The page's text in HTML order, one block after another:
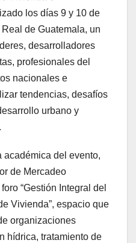
los días 9 y 10 de
de Guatemala, un
desarrolladores
profesionales del
nacionales e
tendencias, desafíos
urbano y
académica del evento,
de Mercadeo
“Gestión Integral del
Vivienda”, espacio que
organizaciones
hídrica, tratamiento de